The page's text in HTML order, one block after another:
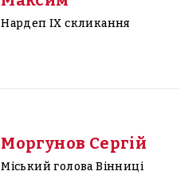
Нардеп IX скликання
Моргунов Сергій
Міський голова Вінниці